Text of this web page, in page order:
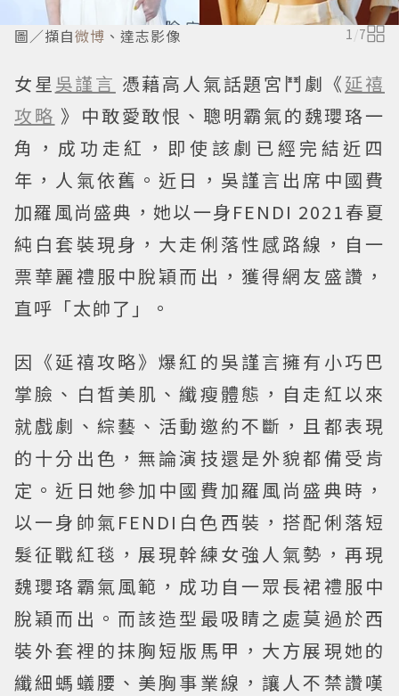
圖／擷自微博 、達志影像 1 /7
女星 吳謹言 憑藉高人氣話題宮鬥劇《延禧
攻略 》中敢愛敢恨、聰明霸氣的魏瓔珞一
角，成功走紅，即使該劇已經完結近四
年，人氣依舊。近日，吳謹言出席中國費
加羅風尚盛典，她以一身FENDI 2021春夏
純白套裝現身，大走俐落性感路線，自一
票華麗禮服中脫穎而出，獲得網友盛讚，
直呼「太帥了」。
因《延禧攻略》爆紅的吳謹言擁有小巧巴
掌臉、白皙美肌、纖瘦體態，自走紅以來
就戲劇、綜藝、活動邀約不斷，且都表現
的十分出色，無論演技還是外貌都備受肯
定。近日她參加中國費加羅風尚盛典時，
以一身帥氣FENDI白色西裝，搭配俐落短
髮征戰紅毯，展現幹練女強人氣勢，再現
魏瓔珞霸氣風範，成功自一眾長裙禮服中
脫穎而出。而該造型最吸睛之處莫過於西
裝外套裡的抹胸短版馬甲，大方展現她的
纖細螞蟻腰、美胸事業線，讓人不禁讚嘆